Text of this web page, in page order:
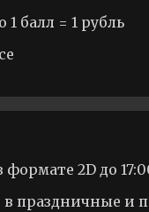
балл = 1 рубль
2D до
в праздничные и